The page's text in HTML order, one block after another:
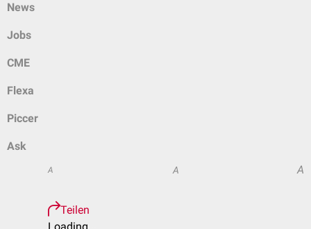
News
Jobs
CME
Flexa
Piccer
Ask
A A A
Teilen